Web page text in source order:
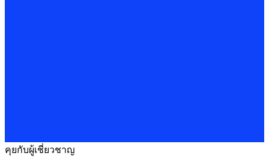
คุยกับผู้เชี่ยวชาญ